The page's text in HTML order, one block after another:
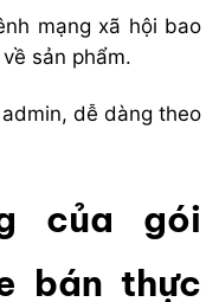
mạng xã hội bao
sản phẩm.
dễ dàng theo
của gói
bán thực